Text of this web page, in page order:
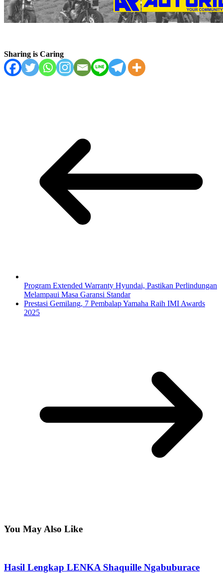
Sharing is Caring
Program Extended Warranty Hyundai, Pastikan Perlindungan
Melampaui Masa Garansi Standar
Prestasi Gemilang, 7 Pembalap Yamaha Raih IMI Awards
2025
You May Also Like
Hasil Lengkap LENKA Shaquille Ngabuburace